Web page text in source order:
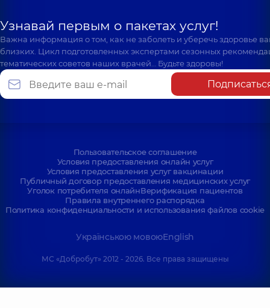
Узнавай первым о пакетах услуг!
Важна информация о том, как не заболеть и уберечь здоровье
близких. Цикл подготовленных экспертами сезонных
тематических советов наших врачей… Будьте здоровы!
Пользовательское соглашение
Условия предоставления онлайн услуг
Условия предоставления услуг вакцинации
Публичный договор предоставления медицинских услуг
Уголок потребителя онлайнВерификация пациентов
Правила внутреннего распорядка
Политика конфиденциальности и использования файлов cookie
Українською мовоюEnglish
МС «Добробут» 2012 - 2026. Все права защищены